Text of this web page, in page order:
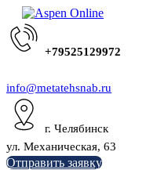
+79525129972
info@metatehsnab.ru
г. Челябинск
ул. Механическая, 63
Отправить заявку